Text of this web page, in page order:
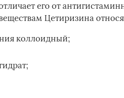
его от
Цетиризина
коллоидный;